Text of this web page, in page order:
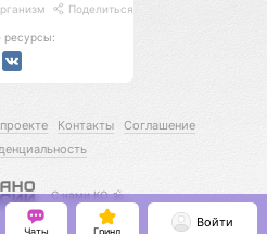
Поделиться
ресурсы:
Контакты
Соглашение
С нами КО 🕉️
Чаты Гринд
Войти